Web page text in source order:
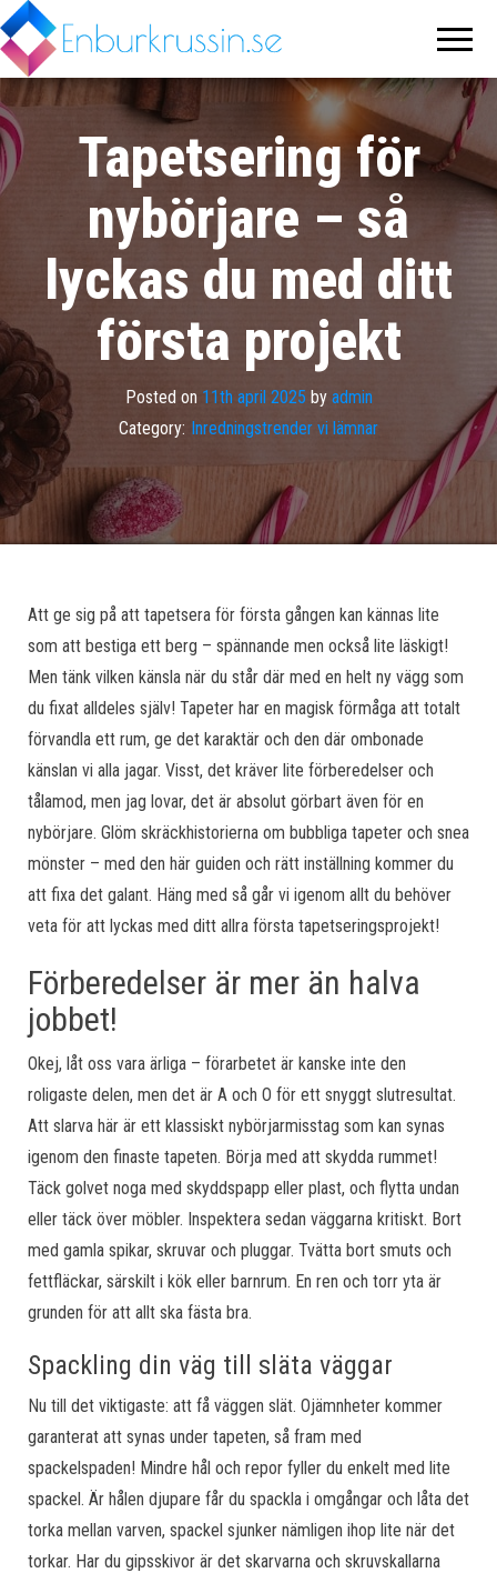
Tapetsering för
nybörjare – så
lyckas du med ditt
första projekt
Posted on 11th april 2025 by admin
Category: Inredningstrender vi lämnar
Att ge sig på att tapetsera för första gången kan kännas lite
som att bestiga ett berg – spännande men också lite läskigt!
Men tänk vilken känsla när du står där med en helt ny vägg som
du fixat alldeles själv! Tapeter har en magisk förmåga att totalt
förvandla ett rum, ge det karaktär och den där ombonade
känslan vi alla jagar. Visst, det kräver lite förberedelser och
tålamod, men jag lovar, det är absolut görbart även för en
nybörjare. Glöm skräckhistorierna om bubbliga tapeter och snea
mönster – med den här guiden och rätt inställning kommer du
att fixa det galant. Häng med så går vi igenom allt du behöver
veta för att lyckas med ditt allra första tapetseringsprojekt!
Förberedelser är mer än halva
jobbet!
Okej, låt oss vara ärliga – förarbetet är kanske inte den
roligaste delen, men det är A och O för ett snyggt slutresultat.
Att slarva här är ett klassiskt nybörjarmisstag som kan synas
igenom den finaste tapeten. Börja med att skydda rummet!
Täck golvet noga med skyddspapp eller plast, och flytta undan
eller täck över möbler. Inspektera sedan väggarna kritiskt. Bort
med gamla spikar, skruvar och pluggar. Tvätta bort smuts och
fettfläckar, särskilt i kök eller barnrum. En ren och torr yta är
grunden för att allt ska fästa bra.
Spackling din väg till släta väggar
Nu till det viktigaste: att få väggen slät. Ojämnheter kommer
garanterat att synas under tapeten, så fram med
spackelspaden! Mindre hål och repor fyller du enkelt med lite
spackel. Är hålen djupare får du spackla i omgångar och låta det
torka mellan varven, spackel sjunker nämligen ihop lite när det
torkar. Har du gipsskivor är det skarvarna och skruvskallarna